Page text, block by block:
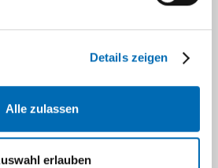
Details zeigen
Alle zulassen
erlauben
Oberkieferseitenzahnbereich